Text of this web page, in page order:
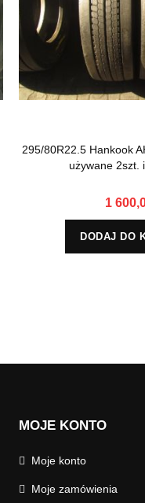
295/80R22.5 Hankook
używane 2szt.
1
DODAJ DO
MOJE KONTO
Moje konto
Moje zamówienia